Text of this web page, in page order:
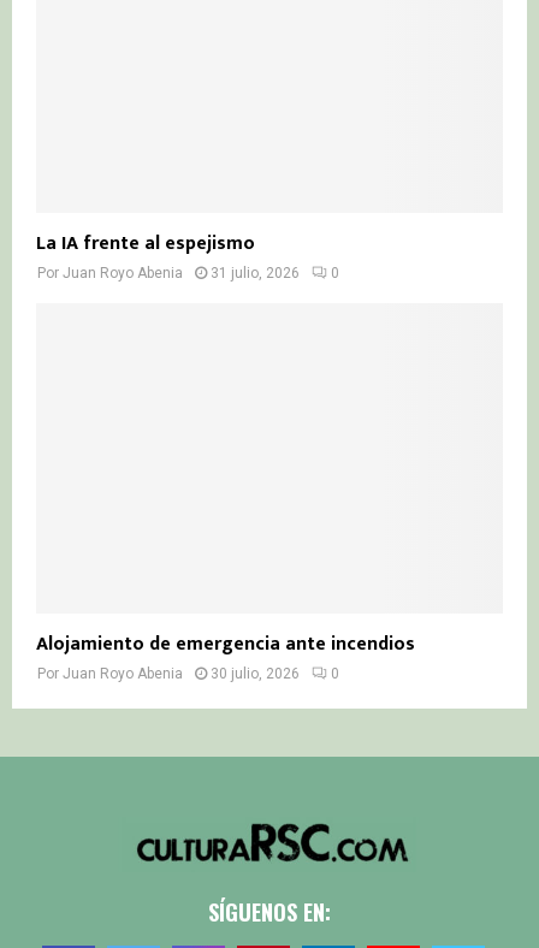
La IA frente al espejismo
Por Juan Royo Abenia 31 julio, 2026 0
Alojamiento de emergencia ante incendios
Por Juan Royo Abenia 30 julio, 2026 0
SÍGUENOS EN: